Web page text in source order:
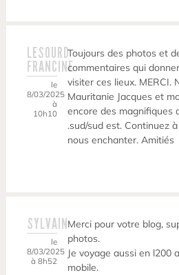
LESOURD
FRANCINE
le
8/03/2025
à
10h10
Toujours des photos et
commentaires qui
visiter ces lieux. MERCI.
Mauritanie Jacques et
encore des magnifiques
.sud/sud est. Continuez
nous enchanter. Amitiés
SYLVAIN
le
8/03/2025
à 8h52
Merci pour votre blog,
photos.
Je voyage aussi en l200
mobile.